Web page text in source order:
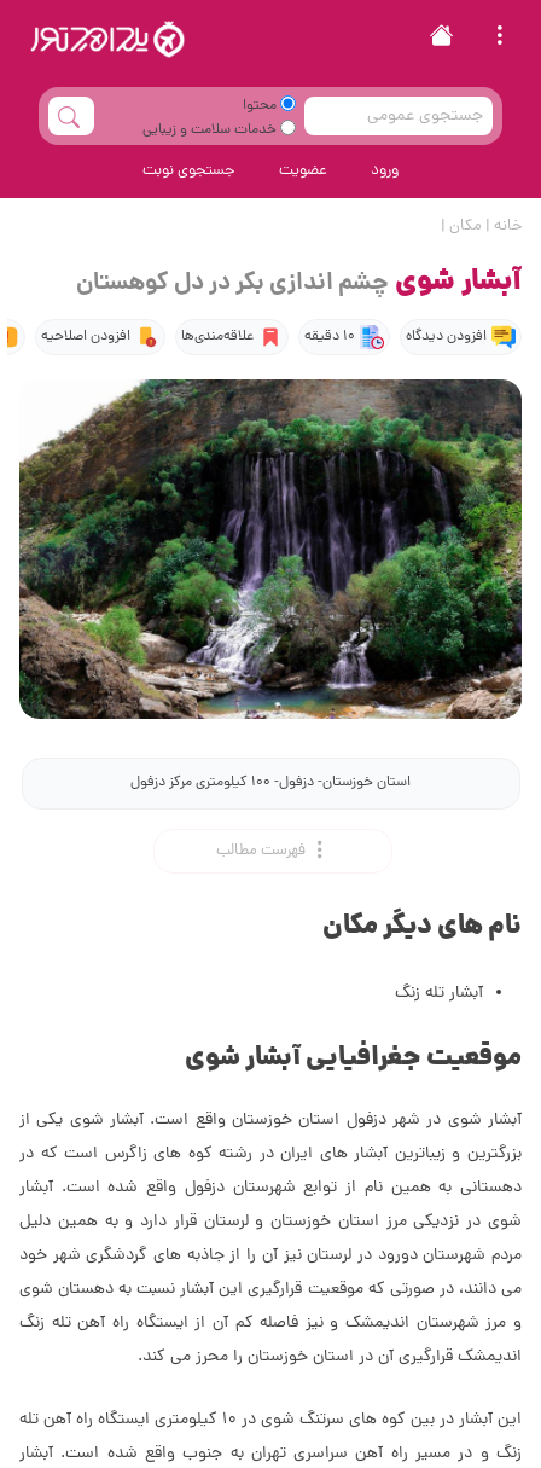
محتوا
خدمات سلامت و زیبایی
ورود عضویت جستجوی نوبت
خانه | مکان |
آبشار شوی چشم اندازی بکر در دل کوهستان
افزودن دیدگاه 10 دقیقه علاقه‌مندی‌ها افزودن اصلاحیه
استان خوزستان- دزفول- ۱۰۰ کیلومتری مرکز دزفول
فهرست مطالب
نام های دیگر مکان
آبشار تله زنگ
موقعیت جغرافیایی آبشار شوی
آبشار شوی در شهر دزفول استان خوزستان واقع است. آبشار شوی یکی از
بزرگترین و زیباترین آبشار های ایران در رشته کوه های زاگرس است که در
دهستانی به همین نام از توابع شهرستان دزفول واقع شده است. آبشار
شوی در نزدیکی مرز استان خوزستان و لرستان قرار دارد و به همین دلیل
مردم شهرستان دورود در لرستان نیز آن را از جاذبه های گردشگری شهر خود
می دانند، در صورتی که موقعیت قرارگیری این آبشار نسبت به دهستان شوی
و مرز شهرستان اندیمشک و نیز فاصله کم آن از ایستگاه راه آهن تله زنگ
اندیمشک قرارگیری آن در استان خوزستان را محرز می کند.
این آبشار در بین کوه‌ های سرتنگ شوی در 10 کیلومتری ایستگاه راه آهن تله‌
زنگ و در مسیر راه آهن سراسری تهران به جنوب واقع شده‌ است. آبشار